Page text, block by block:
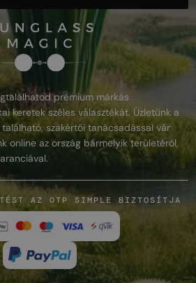
prémium márkás
keretek széles választékát. Üzletünk a
szakértői tanácsadással vár
online az ország bármelyik területéről,
AZ OTP SIMPLE BIZTOSÍTJA